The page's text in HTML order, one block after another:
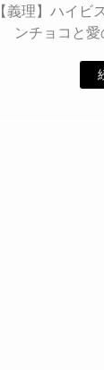
【義理】ハイビ
ンチョコと